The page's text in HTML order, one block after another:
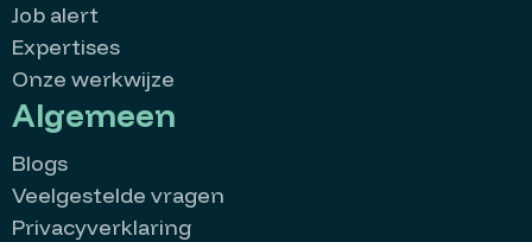
Job alert
Expertises
Onze werkwijze
Algemeen
Blogs
Veelgestelde vragen
Privacyverklaring